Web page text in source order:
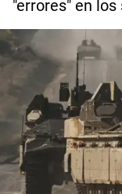
"errores" en